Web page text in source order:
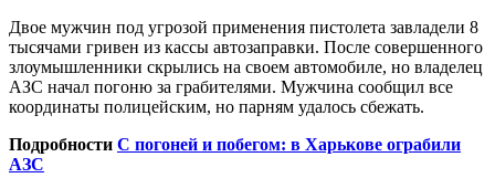
Двое мужчин под угрозой применения пистолета завладели 8
тысячами гривен из кассы автозаправки. После совершенного
злоумышленники скрылись на своем автомобиле, но владелец
АЗС начал погоню за грабителями. Мужчина сообщил все
координаты полицейским, но парням удалось сбежать.
Подробности С погоней и побегом: в Харькове ограбили
АЗС